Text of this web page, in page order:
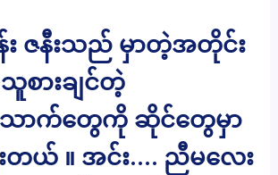
ဇနီးသည် မှာတဲ့အတိုင်း
စားချင်တဲ့
ောက်တွေကို ဆိုင်တွေမှာ
ယ် ။ အင်း…. ညီမလေး